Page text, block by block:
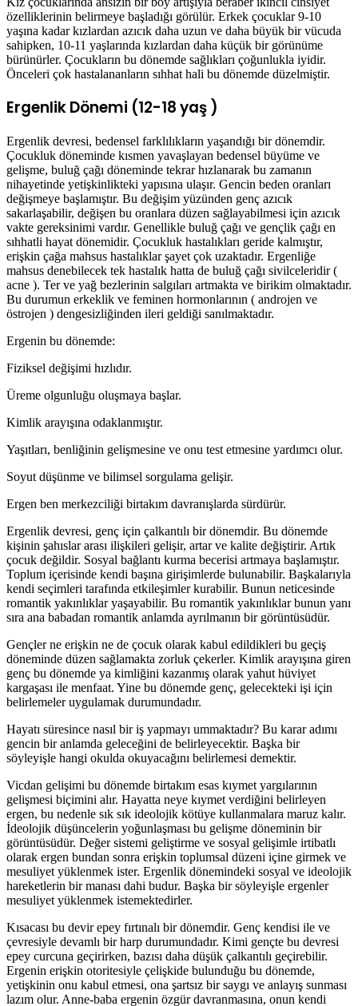
özelliklerinin belirmeye başladığı görülür. Erkek çocuklar 9-10
yaşına kadar kızlardan azıcık daha uzun ve daha büyük bir vücuda
sahipken, 10-11 yaşlarında kızlardan daha küçük bir görünüme
bürünürler. Çocukların bu dönemde sağlıkları çoğunlukla iyidir.
Önceleri çok hastalananların sıhhat hali bu dönemde düzelmiştir.
Ergenlik Dönemi (12-18 yaş )
Ergenlik devresi, bedensel farklılıkların yaşandığı bir dönemdir.
Çocukluk döneminde kısmen yavaşlayan bedensel büyüme ve
gelişme, buluğ çağı döneminde tekrar hızlanarak bu zamanın
nihayetinde yetişkinlikteki yapısına ulaşır. Gencin beden oranları
değişmeye başlamıştır. Bu değişim yüzünden genç azıcık
sakarlaşabilir, değişen bu oranlara düzen sağlayabilmesi için azıcık
vakte gereksinimi vardır. Genellikle buluğ çağı ve gençlik çağı en
sıhhatli hayat dönemidir. Çocukluk hastalıkları geride kalmıştır,
erişkin çağa mahsus hastalıklar şayet çok uzaktadır. Ergenliğe
mahsus denebilecek tek hastalık hatta de buluğ çağı sivilceleridir (
acne ). Ter ve yağ bezlerinin salgıları artmakta ve birikim olmaktadır.
Bu durumun erkeklik ve feminen hormonlarının ( androjen ve
östrojen ) dengesizliğinden ileri geldiği sanılmaktadır.
Ergenin bu dönemde:
Fiziksel değişimi hızlıdır.
Üreme olgunluğu oluşmaya başlar.
Kimlik arayışına odaklanmıştır.
Yaşıtları, benliğinin gelişmesine ve onu test etmesine yardımcı olur.
Soyut düşünme ve bilimsel sorgulama gelişir.
Ergen ben merkezciliği birtakım davranışlarda sürdürür.
Ergenlik devresi, genç için çalkantılı bir dönemdir. Bu dönemde
kişinin şahıslar arası ilişkileri gelişir, artar ve kalite değiştirir. Artık
çocuk değildir. Sosyal bağlantı kurma becerisi artmaya başlamıştır.
Toplum içerisinde kendi başına girişimlerde bulunabilir. Başkalarıyla
kendi seçimleri tarafında etkileşimler kurabilir. Bunun neticesinde
romantik yakınlıklar yaşayabilir. Bu romantik yakınlıklar bunun yanı
sıra ana babadan romantik anlamda ayrılmanın bir görüntüsüdür.
Gençler ne erişkin ne de çocuk olarak kabul edildikleri bu geçiş
döneminde düzen sağlamakta zorluk çekerler. Kimlik arayışına giren
genç bu dönemde ya kimliğini kazanmış olarak yahut hüviyet
kargaşası ile menfaat. Yine bu dönemde genç, gelecekteki işi için
belirlemeler uygulamak durumundadır.
Hayatı süresince nasıl bir iş yapmayı ummaktadır? Bu karar adımı
gencin bir anlamda geleceğini de belirleyecektir. Başka bir
söyleyişle hangi okulda okuyacağını belirlemesi demektir.
Vicdan gelişimi bu dönemde birtakım esas kıymet yargılarının
gelişmesi biçimini alır. Hayatta neye kıymet verdiğini belirleyen
ergen, bu nedenle sık sık ideolojik kötüye kullanmalara maruz kalır.
İdeolojik düşüncelerin yoğunlaşması bu gelişme döneminin bir
görüntüsüdür. Değer sistemi geliştirme ve sosyal gelişimle irtibatlı
olarak ergen bundan sonra erişkin toplumsal düzeni içine girmek ve
mesuliyet yüklenmek ister. Ergenlik dönemindeki sosyal ve ideolojik
hareketlerin bir manası dahi budur. Başka bir söyleyişle ergenler
mesuliyet yüklenmek istemektedirler.
Kısacası bu devir epey fırtınalı bir dönemdir. Genç kendisi ile ve
çevresiyle devamlı bir harp durumundadır. Kimi gençte bu devresi
epey curcuna geçirirken, bazısı daha düşük çalkantılı geçirebilir.
Ergenin erişkin otoritesiyle çelişkide bulunduğu bu dönemde,
yetişkinin onu kabul etmesi, ona şartsız bir saygı ve anlayış sunması
lazım olur. Anne-baba ergenin özgür davranmasına, onun kendi